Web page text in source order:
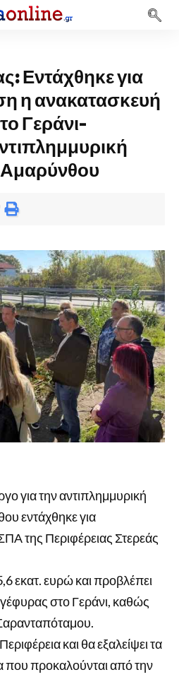
Εντάχθηκε για
η ανακατασκευή
Γεράνι-
για την αντιπλημμυρική
εντάχθηκε για
της Περιφέρειας Στερεάς
εκατ. ευρώ και προβλέπει
στο Γεράνι, καθώς
και θα εξαλείψει τα
που προκαλούνται από την